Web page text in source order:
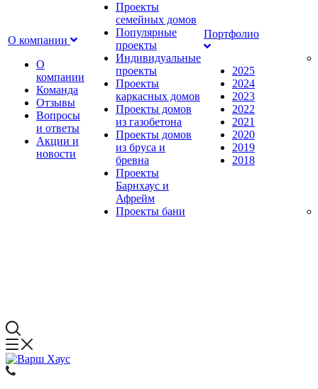
О компании
О
компании
Команда
Отзывы
Вопросы
и ответы
Акции и
новости
Проекты
семейных домов
Популярные
проекты
Индивидуальные
проекты
Проекты
каркасных домов
Проекты домов
из газобетона
Проекты домов
из бруса и
бревна
Проекты
Барнхаус и
Афрейм
Проекты бани
Портфолио
2025
2024
2023
2022
2021
2020
2019
2018